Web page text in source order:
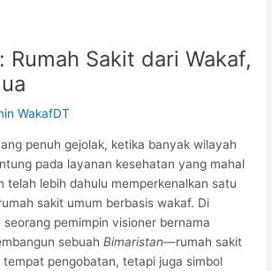
Rumah Sakit dari Wakaf,
WakafDT
penuh gejolak, ketika banyak wilayah
pada layanan kesehatan yang mahal
telah lebih dahulu memperkenalkan satu
sakit umum berbasis wakaf. Di
seorang pemimpin visioner bernama
sebuah Bimaristan—rumah sakit
pengobatan, tetapi juga simbol